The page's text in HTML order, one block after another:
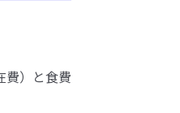
費）と食費